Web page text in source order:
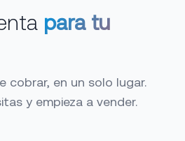
para tu
cobrar, en un solo lugar.
y empieza a vender.